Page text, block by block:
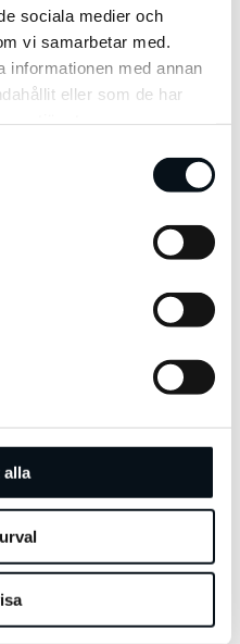
sociala medier och
vi samarbetar med.
informationen med annan
eller som de har
alla
i dina